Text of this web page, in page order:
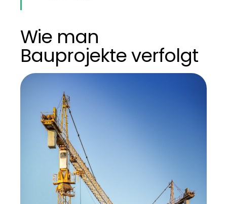
Wie man
Bauprojekte verfolgt